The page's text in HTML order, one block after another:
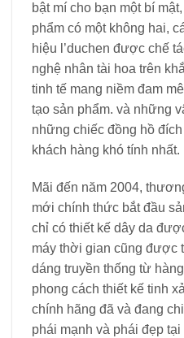
bật mí cho bạn một bí
phẩm có một không hai,
hiệu l’duchen được chế
nghệ nhân tài hoa trên
tinh tế mang niềm đam
tạo sản phẩm. và những
những chiếc đồng hồ
khách hàng khó tính nhất.
Mãi đến năm 2004,
mới chính thức bắt đầu
chỉ có thiết kế dây da
máy thời gian cũng được
dáng truyền thống từ
phong cách thiết kế tinh
chính hãng đã và đang
phái mạnh và phái đẹp